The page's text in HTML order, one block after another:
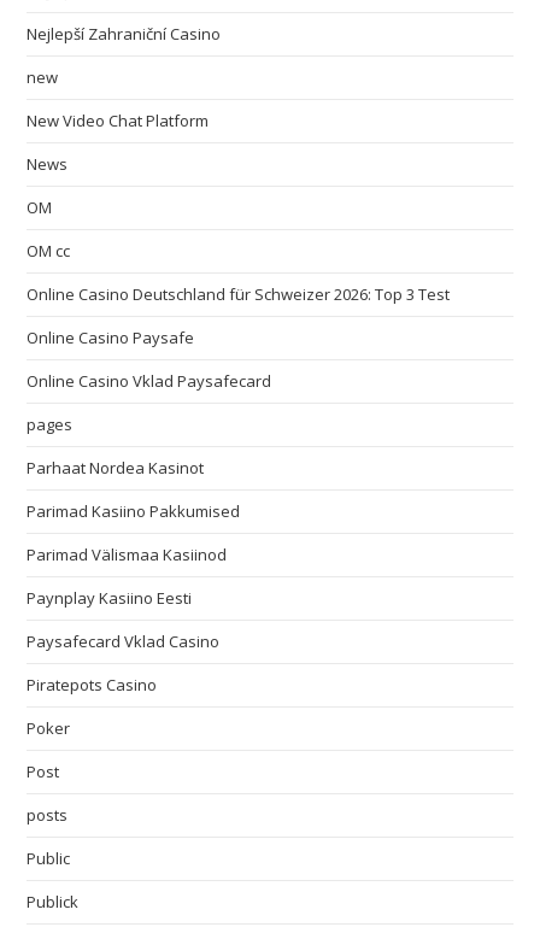
Nejlepší Zahraniční Casino
new
New Video Chat Platform
News
OM
OM cc
Online Casino Deutschland für Schweizer 2026: Top 3 Test
Online Casino Paysafe
Online Casino Vklad Paysafecard
pages
Parhaat Nordea Kasinot
Parimad Kasiino Pakkumised
Parimad Välismaa Kasiinod
Paynplay Kasiino Eesti
Paysafecard Vklad Casino
Piratepots Casino
Poker
Post
posts
Public
Publick